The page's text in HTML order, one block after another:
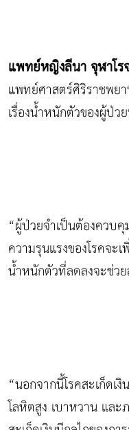
แพทย์หญิงลีนา จุฬาโ
แพทย์ศาสตร์ศิริราชพย
เรื่องน้ำหนักตัวของผู้ป่ว
“ผู้ป่วยจำเป็นต้องควบ
ความรุนแรงของโรคจะ
น้ำหนักตัวที่ลดลงจะช่ว
“นอกจากนี้โรคสะเก็ด
โลหิตสูง เบาหวาน และ